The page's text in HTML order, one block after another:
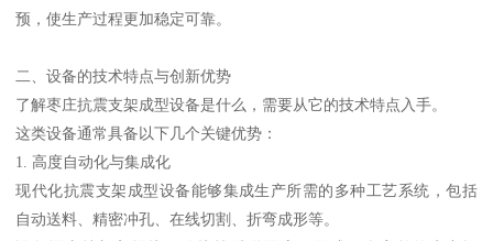
预，使生产过程更加稳定可靠。
二、设备的技术特点与创新优势
了解枣庄抗震支架成型设备是什么，需要从它的技术特点入手。
这类设备通常具备以下几个关键优势：
1. 高度自动化与集成化
现代化抗震支架成型设备能够集成生产所需的多种工艺系统，包括
自动送料、精密冲孔、在线切割、折弯成形等。